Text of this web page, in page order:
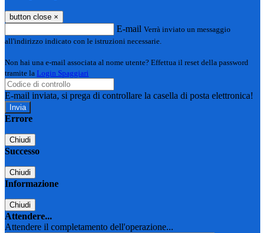
button close ×
E-mail Verrà inviato un messaggio
all'indirizzo indicato con le istruzioni necessarie.
Non hai una e-mail associata al nome utente? Effettua il reset della password
tramite la Login Spaggiari
E-mail inviata, si prega di controllare la casella di posta elettronica!
Errore
Chiudi
Successo
Chiudi
Informazione
Chiudi
Attendere...
Attendere il completamento dell'operazione...